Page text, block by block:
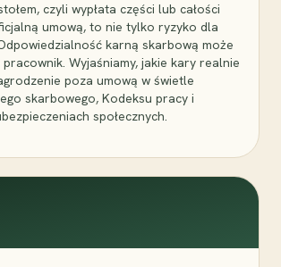
czyli wypłata części lub całości
umową, to nie tylko ryzyko dla
karną skarbową może
Wyjaśniamy, jakie kary realnie
poza umową w świetle
skarbowego, Kodeksu pracy i
społecznych.